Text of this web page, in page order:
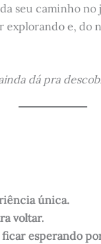
seu caminho no
explorando e, do
dá pra
única.
voltar.
esperando